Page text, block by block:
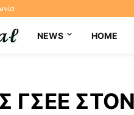
NEWS HOME
ΓΣΕΕ